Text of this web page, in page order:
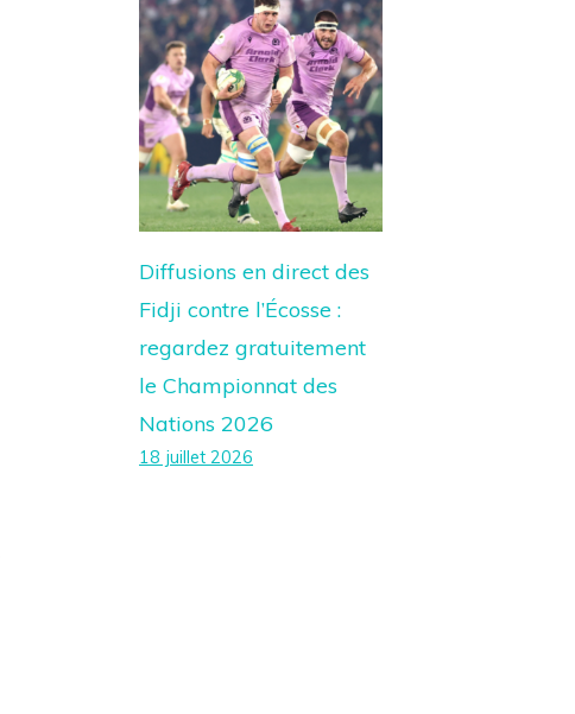
Diffusions en direct des
Fidji contre l’Écosse :
regardez gratuitement
le Championnat des
Nations 2026
18 juillet 2026